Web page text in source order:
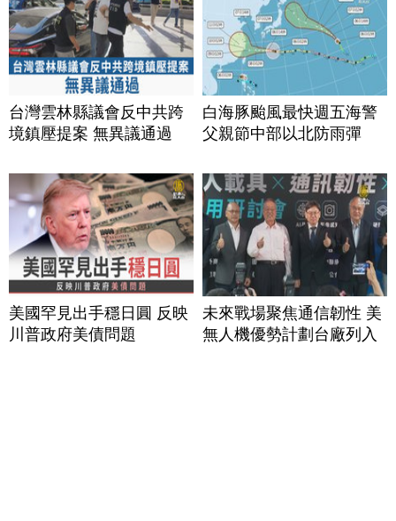
台灣雲林縣議會反中共跨
境鎮壓提案 無異議通過
白海豚颱風最快週五海警
父親節中部以北防雨彈
美國罕見出手穩日圓 反映
川普政府美債問題
未來戰場聚焦通信韌性 美
無人機優勢計劃台廠列入